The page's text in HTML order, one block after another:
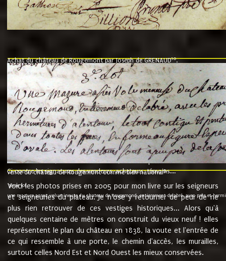
Achat du château de Rougemont par Joseph de GRENAUD10.
"l'an mil six cent soixante treze le ving neuvième jour du mois de
nommé fut présent Messire Claude Guillaume de Moyriat chevalier baron
vend, purement simplement et irrevocablement a monseigneur monsieur
et chavannes conseiller du roy au parlement de Bourgogne, present et
que le dit seigneur Baron de la Vellière a sur ses hommes, indivisables et
de la Velliere tout ainsi et comme le dit seigneur Baron et ses
présent......"
suivent les rentes, donation des terriers, etc... au prix de 880 livre louis
Ci contre les signatures des vendeurs, acheteurs, témoins....
vente du château de Rougemont comme bien national9.
"3ème lot
une mazure assez volumineuse du chateau de Rougemond, entierement delabré, avec près et
Voici les photos prises en 2005 pour mon livre sur les seigneurs
et seigneuries du plateau. Je n'ose y retourner de peur de ne
plus rien retrouver de ces vestiges historiques... Alors qu'à
quelques centaine de mètres on construit du vieux neuf ! elles
représentent le plan du château en 1838, la voute et l'entrée de
ce qui ressemble à une porte, le chemin d'accès, les murailles,
surtout celles Nord Est et Nord Ouest les mieux conservées.